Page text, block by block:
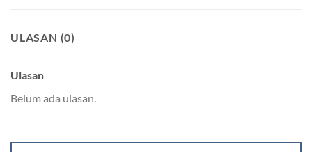
ULASAN (0)
Ulasan
Belum ada ulasan.